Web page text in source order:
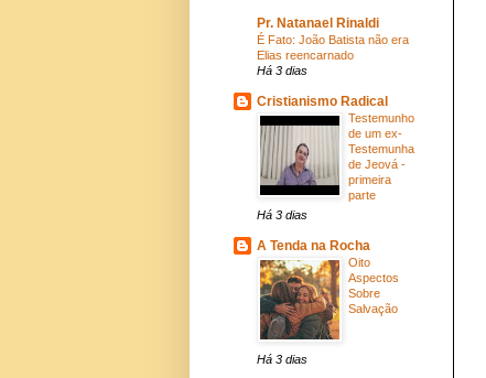
Pr. Natanael Rinaldi
É Fato: João Batista não era
Elias reencarnado
Há 3 dias
Cristianismo Radical
Testemunho
de um ex-
Testemunha
de Jeová -
primeira
parte
Há 3 dias
A Tenda na Rocha
Oito
Aspectos
Sobre
Salvação
Há 3 dias